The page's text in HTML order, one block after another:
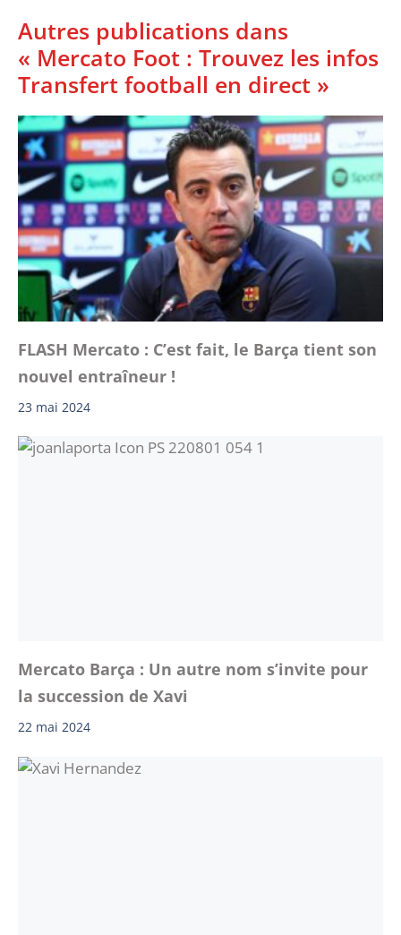
Autres publications dans
« Mercato Foot : Trouvez les infos
Transfert football en direct »
FLASH Mercato : C’est fait, le Barça tient son
nouvel entraîneur !
23 mai 2024
Mercato Barça : Un autre nom s’invite pour
la succession de Xavi
22 mai 2024